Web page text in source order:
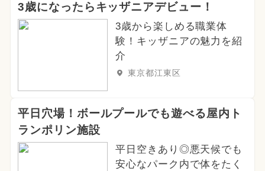
3歳になったらキッザニアデビュー！
3歳から楽しめる職業体
験！キッザニアの魅力を紹
介
東京都江東区
平日穴場！ボールプールでも遊べる屋内ト
ランポリン施設
平日空きあり◎悪天候でも
安心なパーク内で体をたく